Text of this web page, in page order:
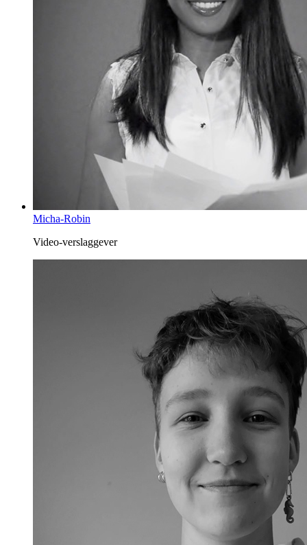
Micha-Robin
Video-verslaggever